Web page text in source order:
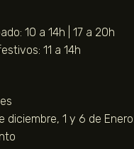
10 a 14h | 17 a 20h
11 a 14h
diciembre, 1 y 6 de Enero